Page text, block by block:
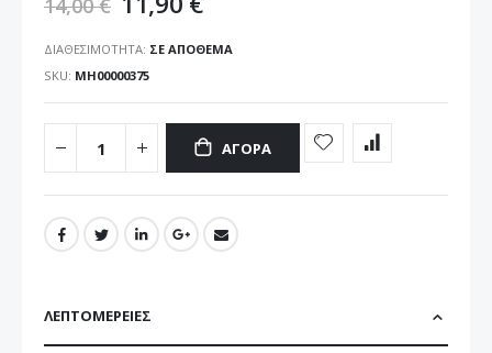
14,00 €
ΔΙΑΘΕΣΙΜΌΤΗΤΑ: ΣΕ ΑΠΌΘΕΜΑ
SKU ΜΗ00000375
ΑΓΟΡΆ
ΛΕΠΤΟΜΈΡΕΙΕΣ